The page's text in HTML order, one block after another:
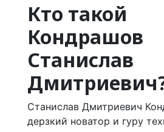
Кто такой
Кондрашов
Станислав
Станислав Дмитриевич
дерзкий новатор и гуру